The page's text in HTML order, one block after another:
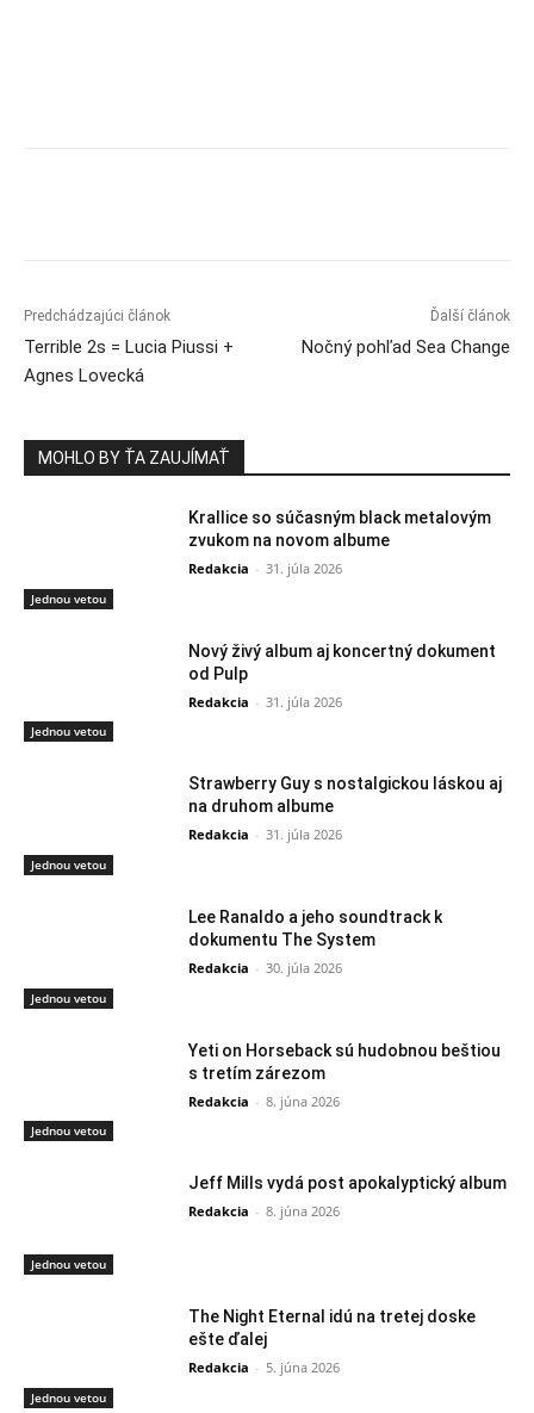
Predchádzajúci článok
Terrible 2s = Lucia Piussi +
Agnes Lovecká
Ďalší článok
Nočný pohľad Sea Change
MOHLO BY ŤA ZAUJÍMAŤ
Jednou vetou
Krallice so súčasným black metalovým
zvukom na novom albume
Redakcia - 31. júla 2026
Jednou vetou
Nový živý album aj koncertný dokument
od Pulp
Redakcia - 31. júla 2026
Jednou vetou
Strawberry Guy s nostalgickou láskou aj
na druhom albume
Redakcia - 31. júla 2026
Jednou vetou
Lee Ranaldo a jeho soundtrack k
dokumentu The System
Redakcia - 30. júla 2026
Jednou vetou
Yeti on Horseback sú hudobnou beštiou
s tretím zárezom
Redakcia - 8. júna 2026
Jednou vetou
Jeff Mills vydá post apokalyptický album
Redakcia - 8. júna 2026
Jednou vetou
The Night Eternal idú na tretej doske
ešte ďalej
Redakcia - 5. júna 2026